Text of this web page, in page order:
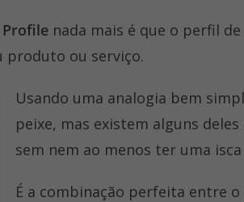
Profile nada mais é que o perfil
produto ou serviço.
Usando uma analogia bem
peixe, mas existem alguns
sem nem ao menos ter uma
É a combinação perfeita entre